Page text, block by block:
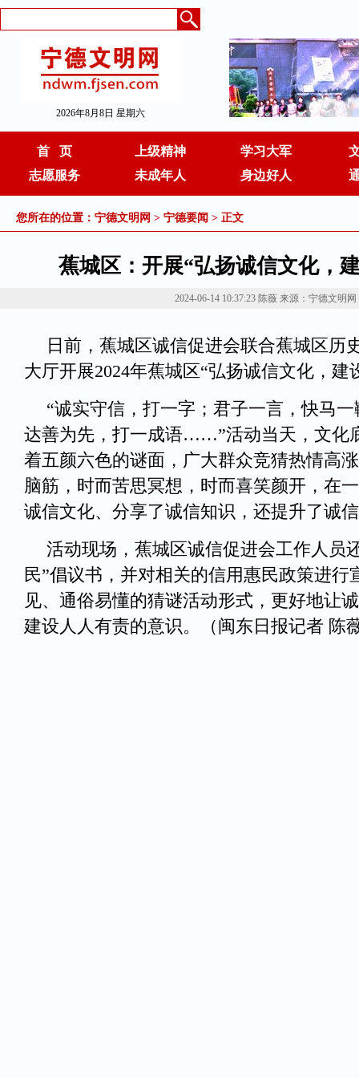
2026年8月8日 星期六
首 页 上级精神
学习大军
志愿服务
未成年人 身边好人
您所在的位置： 宁德文明网 > 宁德要闻 > 正文
蕉城区：开展“弘扬诚信文化，
2024-06-14 10:37:23 陈薇 来源：宁德文明网
日前，蕉城区诚信促进会联合蕉城区历
大厅开展2024年蕉城区“弘扬诚信文化，建
“诚实守信，打一字；君子一言，快马
达善为先，打一成语……”活动当天，文化
着五颜六色的谜面，广大群众竞猜热情高
脑筋，时而苦思冥想，时而喜笑颜开，在
诚信文化、分享了诚信知识，还提升了诚
活动现场，蕉城区诚信促进会工作人员
民”倡议书，并对相关的信用惠民政策进行
见、通俗易懂的猜谜活动形式，更好地让
建设人人有责的意识。
（闽东日报记者 陈